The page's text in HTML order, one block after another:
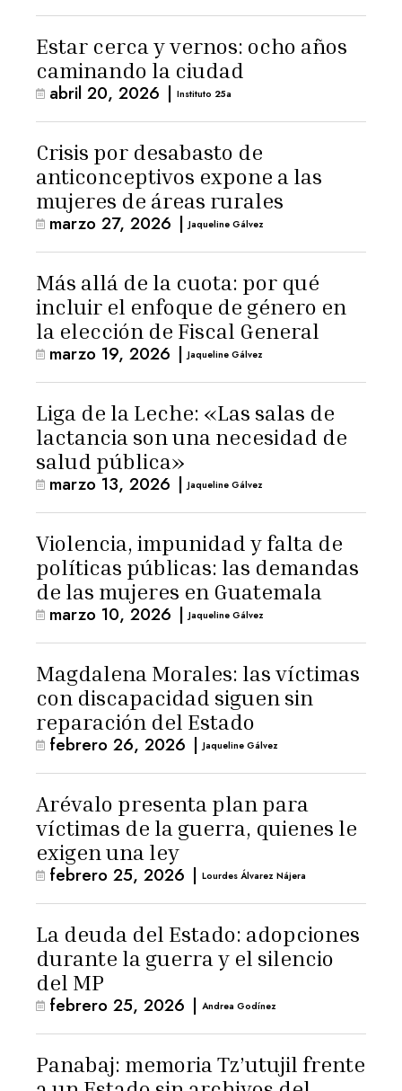
Estar cerca y vernos: ocho años
caminando la ciudad
abril 20, 2026 | Instituto 25a
Crisis por desabasto de
anticonceptivos expone a las
mujeres de áreas rurales
marzo 27, 2026 | Jaqueline Gálvez
Más allá de la cuota: por qué
incluir el enfoque de género en
la elección de Fiscal General
marzo 19, 2026 | Jaqueline Gálvez
Liga de la Leche: «Las salas de
lactancia son una necesidad de
salud pública»
marzo 13, 2026 | Jaqueline Gálvez
Violencia, impunidad y falta de
políticas públicas: las demandas
de las mujeres en Guatemala
marzo 10, 2026 | Jaqueline Gálvez
Magdalena Morales: las víctimas
con discapacidad siguen sin
reparación del Estado
febrero 26, 2026 | Jaqueline Gálvez
Arévalo presenta plan para
víctimas de la guerra, quienes le
exigen una ley
febrero 25, 2026 | Lourdes Álvarez Nájera
La deuda del Estado: adopciones
durante la guerra y el silencio
del MP
febrero 25, 2026 | Andrea Godínez
Panabaj: memoria Tz’utujil frente